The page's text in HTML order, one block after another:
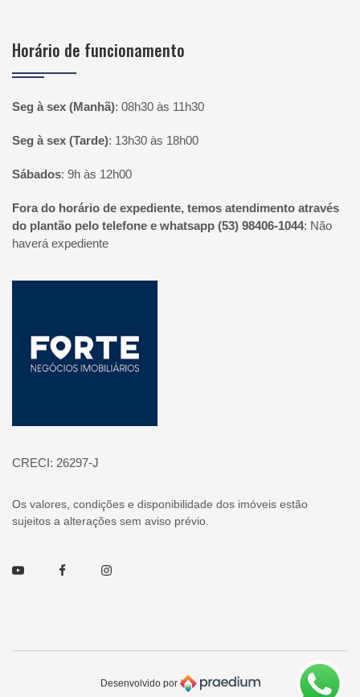
Horário de funcionamento
Seg à sex (Manhã): 08h30 às 11h30
Seg à sex (Tarde): 13h30 às 18h00
Sábados: 9h às 12h00
Fora do horário de expediente, temos atendimento através
do plantão pelo telefone e whatsapp (53) 98406-1044: Não
haverá expediente
CRECI: 26297-J
Os valores, condições e disponibilidade dos imóveis estão
sujeitos a alterações sem aviso prévio.
Youtube FacebookInstagram
Desenvolvido por